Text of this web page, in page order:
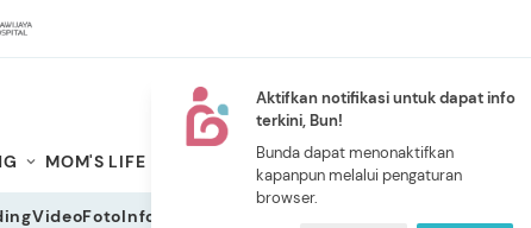
Aktifkan notifikasi untuk dapat info
terkini, Bun!
Bunda dapat menonaktifkan
kapanpun melalui pengaturan
browser.
MOM'S LIFE PILIHAN BUNDA
NEW
CERITA BUNDA
VideoFotoInfografis